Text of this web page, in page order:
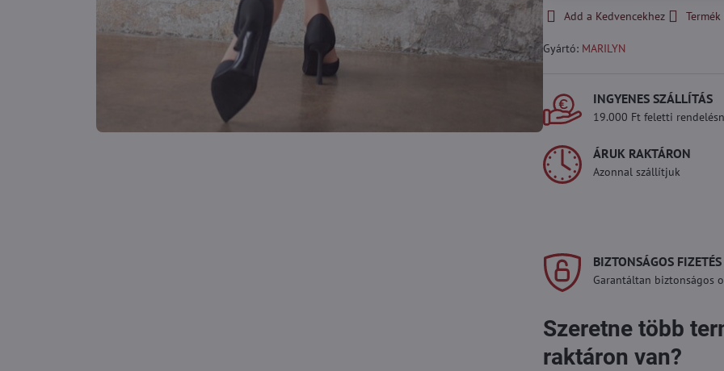
Add a Kedvencekhez
Gyártó: MARILYN
INGYENES SZÁLLÍTÁS
19.000 Ft feletti
ÁRUK RAKTÁRON
Azonnal szállítjuk
BIZTONSÁGOS FIZETÉS
Garantáltan biztonságos
Szeretne több
raktáron van?